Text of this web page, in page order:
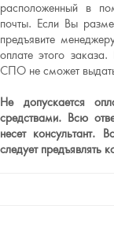
расположенный в
почты. Если Вы
предъявите
оплате этого
СПО не сможет
Не допускается
средствами. Всю
несет консультант.
следует